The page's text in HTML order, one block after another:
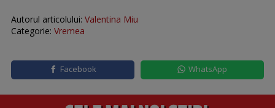
Autorul articolului: Valentina Miu
Categorie: Vremea
Facebook WhatsApp